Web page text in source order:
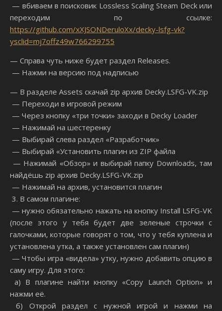
— вбиваем в поисковик Lossless Scaling Steam Deck или
переходим по ссылке:
https://github.com/xXJSONDeruloXx/decky-lsfg-vk?
ysclid=mj7offz49w766299755
— Справа чуть ниже будет раздел Releases.
— Нажми на версию под надписью
— В разделе Assets скачай zip архив Decky.LSFG-VK.zip
— Переходи в игровой режим
— Через кнопку «три точки» заходи в Decky Loader
— Нажимай на шестеренку
— Выбирай слева раздел «Разработчик»
— Выбирай «Установить плагин из ZIP файла
— Нажимай «Обзор» и выбирай папку Downloads, там
найдёшь zip архив Decky.LSFG-VK.zip
— Нажимай на архив, установится плагин
3. В самом плагине:
— нужно обязательно нажать на кнопку Install LSFG-VK
(после этого у тебя будет две зеленые строчки с
галочками, которые говорят о том, что у тебя куплена и
установлена утка, а также установлен сам плагин)
— Чтобы игра «видела» утку, нужно добавить опцию в
саму игру. Для этого:
а) В плагине найти кнопку «Copy Launch Option» и
нажми её.
б) Открой раздел с нужной игрой и нажми на